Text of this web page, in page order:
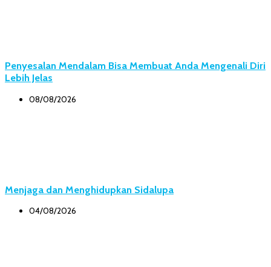
Penyesalan Mendalam Bisa Membuat Anda Mengenali Diri
Lebih Jelas
08/08/2026
Menjaga dan Menghidupkan Sidalupa
04/08/2026